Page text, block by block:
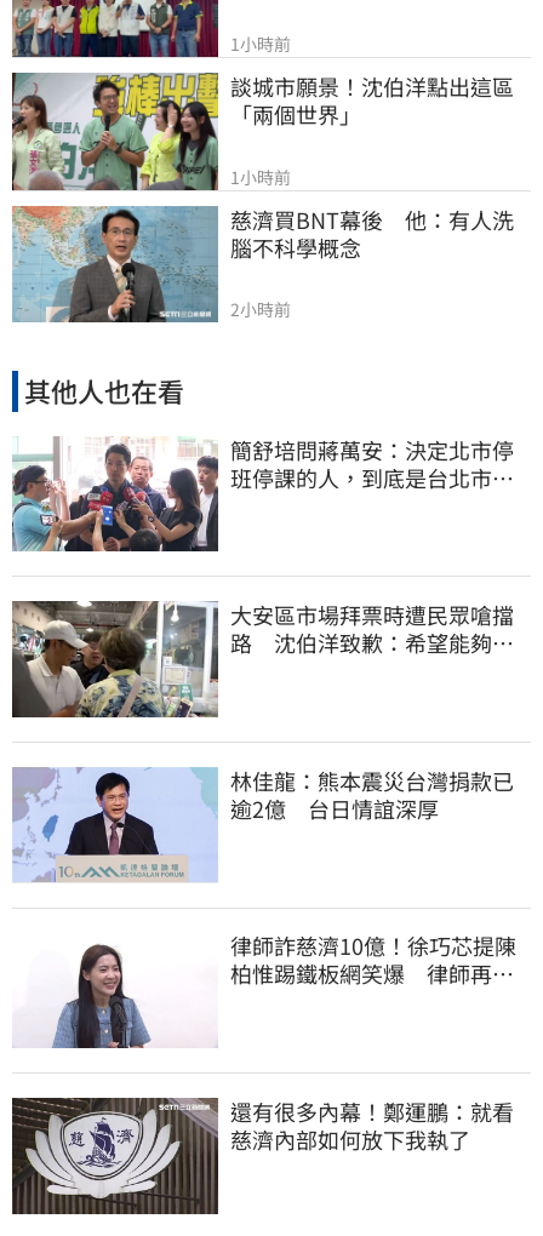
1小時前
談城市願景！沈伯洋點出這區
「兩個世界」
1小時前
慈濟買BNT幕後　他：有人洗
腦不科學概念
2小時前
其他人也在看
簡舒培問蔣萬安：決定北市停
班停課的人，到底是台北市
大安區市場拜票時遭民眾嗆擋
路 沈伯洋致歉：希望能夠精
林佳龍：熊本震災台灣捐款已
逾2億 台日情誼深厚
律師詐慈濟10億！徐巧芯提陳
柏惟踢鐵板網笑爆 律師再曬1
還有很多內幕！鄭運鵬：就看
慈濟內部如何放下我執了